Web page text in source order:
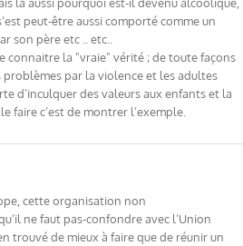
peut-être aussi comporté comme un
son père etc .. etc..
connaitre la "vraie" vérité ; de toute façons
problèmes par la violence et les adultes
d’inculquer des valeurs aux enfants et la
faire c’est de montrer l’exemple.
cette organisation non
ne faut pas-confondre avec l’Union
trouvé de mieux à faire que de réunir un